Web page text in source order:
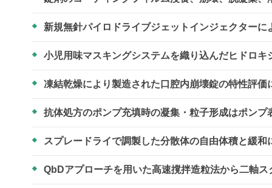
新規無針パイロドライブジェットインジェクター
小児用味マスキングシステムを織り込んだヒドロ
凍結乾燥により製造された口腔内崩壊錠の特性評
抗体処方のポンプ充填時の凝集・粒子形成はポン
スプレードライで調製した分散体の自由体積と緩
QbDアプローチを用いた高速撹拌造粒法から二軸